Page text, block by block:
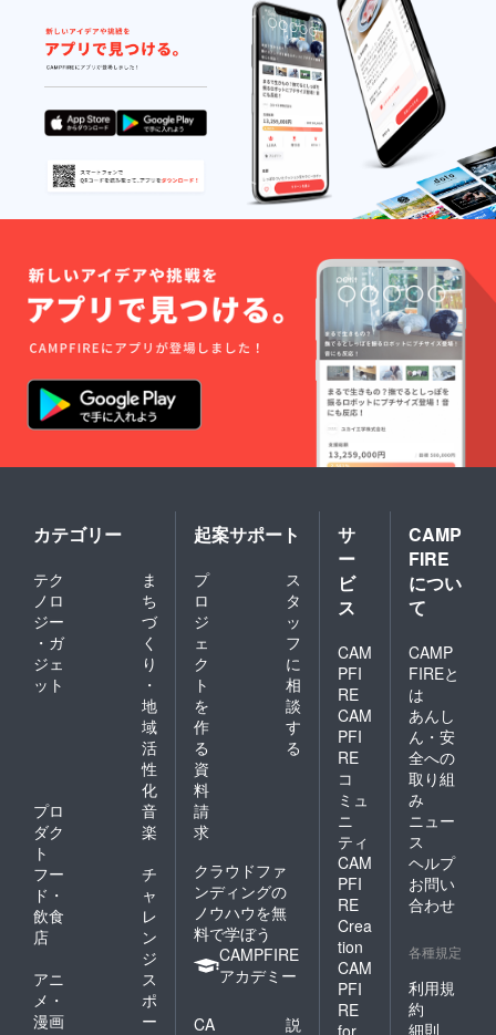
カテゴリー
テク
ノロ
ジー
・ガ
ジェ
ット
ま
ち
づ
く
り
・
地
域
活
性
化
プロ
ダク
ト
音
楽
フー
ド・
飲食
店
チ
ャ
レ
ン
ジ
アニ
メ・
漫画
ス
ポ
ー
起案サポート
プ
ロ
ジ
ェ
ク
ト
を
作
る
ス
タ
ッ
フ
に
相
談
す
る
資
料
請
求
クラウドファ
ンディングの
ノウハウを無
料で学ぼう
CAMPFIRE
アカデミー
CA
説
サ
ー
ビ
ス
CAM
PFI
RE
CAM
PFI
RE
コ
ミュ
ニ
ティ
CAM
PFI
RE
Crea
tion
CAM
PFI
RE
for
CAMP
FIRE
につい
て
CAMP
FIREと
は
あんし
ん・安
全への
取り組
み
ニュー
ス
ヘルプ
お問い
合わせ
各種規定
利用規
約
細則